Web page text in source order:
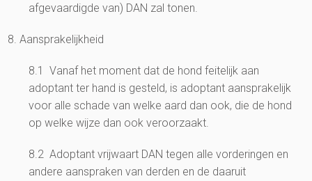
afgevaardigde van) DAN zal tonen.
8. Aansprakelijkheid
8.1 Vanaf het moment dat de hond feitelijk aan
adoptant ter hand is gesteld, is adoptant aansprakelijk
voor alle schade van welke aard dan ook, die de hond
op welke wijze dan ook veroorzaakt.
8.2 Adoptant vrijwaart DAN tegen alle vorderingen en
andere aanspraken van derden en de daaruit